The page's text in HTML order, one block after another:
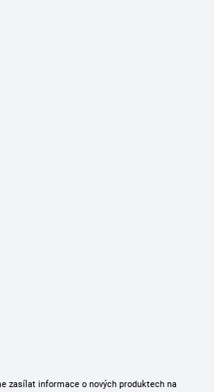
zasílat informace o nových produktech na